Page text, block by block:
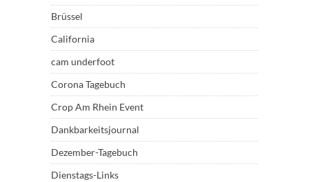
Brüssel
California
cam underfoot
Corona Tagebuch
Crop Am Rhein Event
Dankbarkeitsjournal
Dezember-Tagebuch
Dienstags-Links